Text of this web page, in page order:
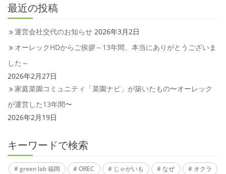
最近の投稿
運営会社交代のお知らせ 2026年3月2日
オーレックHDからご挨拶～13年間、本当にありがとうございま
した～
2026年2月27日
家庭菜園コミュニティ「菜園ナビ」が築いたもの〜オーレック
が運営した13年間〜
2026年2月19日
キーワードで検索
green lab 福岡 OREC じゃがいも なぜ
オクラ